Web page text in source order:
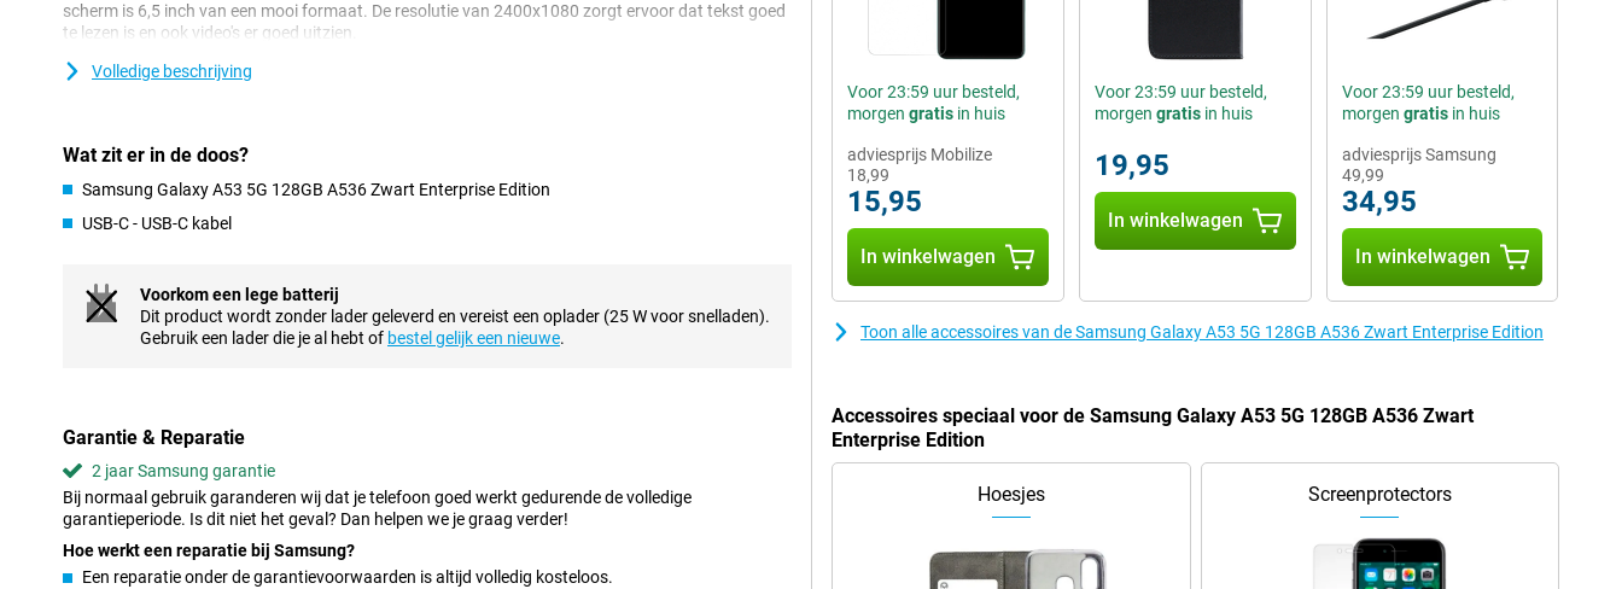
scherm is 6,5 inch van een mooi formaat. De resolutie van 2400x1080 zorgt ervoor dat tekst goed
te lezen is en ook video's er goed uitzien.
NFC-chip
internet. Ga voor dit toestel met toegang tot 5G als je nooit meer internetproblemen wilt.
Deze telefoon van Samsung heeft zijn vingerafdruksensor achter het scherm zitten. Je kan je
Maak je graag foto's en zoek je veel camerafuncties? Dan zijn de vier cameralenzen van de
Samsung Galaxy A53 5G ideaal! Dankzij de extra lenzen, een ultra-groothoek-, macro- en diepte-
lens, leg je in bijna alle situaties alles duidelijk vast wat je vast wilt leggen!
gemaakt door gebruik van een AMOLED scherm, waarbij elke individuele pixel uitgeschakeld kan
kun je je ogen er niet vanaf houden. Een 120Hz beeldscherm zorgt ervoor dat het beeld 120x per
seconden word ververst, ten ppzichte van de standaard 60 keer. Hierdoor zien beelden er extra
vloeiend uit.
Goede accu
Volledige beschrijving
Wat zit er in de doos?
Samsung Galaxy A53 5G 128GB A536 Zwart Enterprise Edition
USB-C - USB-C kabel
Voorkom een lege batterij
Dit product wordt zonder lader geleverd en vereist een oplader (25 W voor snelladen).
Gebruik een lader die je al hebt of bestel gelijk een nieuwe.
Garantie & Reparatie
2 jaar Samsung garantie
Bij normaal gebruik garanderen wij dat je telefoon goed werkt gedurende de volledige
garantieperiode. Is dit niet het geval? Dan helpen we je graag verder!
Hoe werkt een reparatie bij Samsung?
Een reparatie onder de garantievoorwaarden is altijd volledig kosteloos.
Voor 23:59 uur besteld,
morgen gratis in huis
18,99
adviesprijs Mobilize
15,95
In winkelwagen
Voor 23:59 uur besteld,
morgen gratisin huis
19,95
In winkelwagen
Voor 23:59 uur besteld,
morgen gratisin huis
49,99
adviesprijs Samsung
34,95
In winkelwagen
Toon alle accessoires van de Samsung Galaxy A53 5G 128GB A536 Zwart Enterprise Edition
Accessoires speciaal voor de Samsung Galaxy A53 5G 128GB A536 Zwart
Enterprise Edition
Hoesjes Screenprotectors